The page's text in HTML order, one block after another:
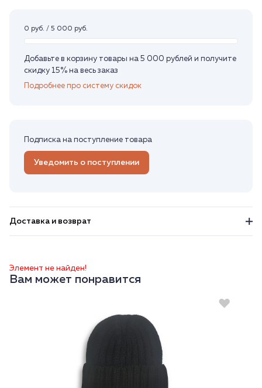
0 руб. / 5 000 руб.
Добавьте в корзину товары на 5 000 рублей и получите
скидку 15% на весь заказ
Подробнее про систему скидок
Подписка на поступление товара
Уведомить о поступлении
Доставка и возврат
Элемент не найден!
Вам может понравится